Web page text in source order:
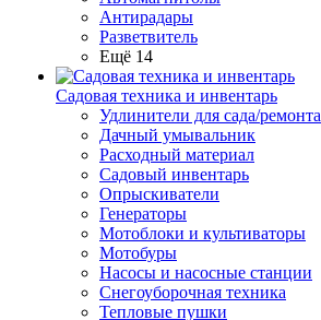
Антирадары
Разветвитель
Ещё 14
Садовая техника и инвентарь
Удлинители для сада/ремонта
Дачный умывальник
Расходный материал
Садовый инвентарь
Опрыскиватели
Генераторы
Мотоблоки и культиваторы
Мотобуры
Насосы и насосные станции
Снегоуборочная техника
Тепловые пушки